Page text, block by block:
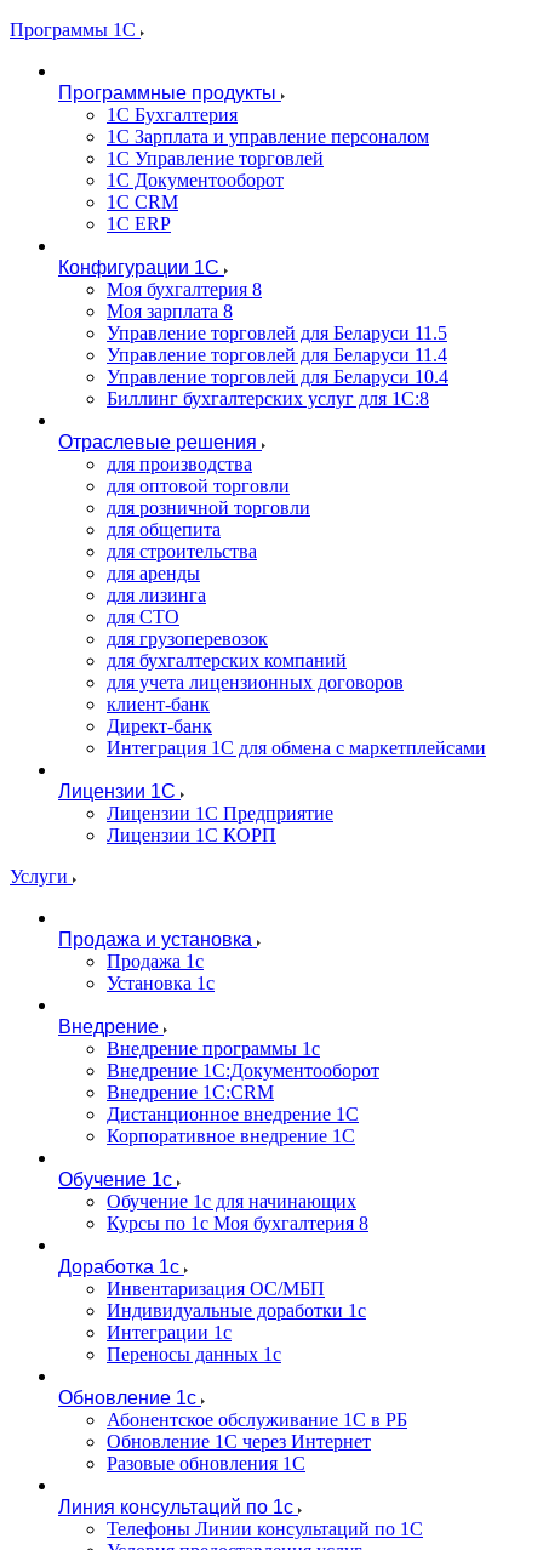
Программы 1С
Программные продукты
1С Бухгалтерия
1С Зарплата и управление персоналом
1С Управление торговлей
1С Документооборот
1С CRM
1С ERP
Конфигурации 1С
Моя бухгалтерия 8
Моя зарплата 8
Управление торговлей для Беларуси 11.5
Управление торговлей для Беларуси 11.4
Управление торговлей для Беларуси 10.4
Биллинг бухгалтерских услуг для 1С:8
Отраслевые решения
для производства
для оптовой торговли
для розничной торговли
для общепита
для строительства
для аренды
для лизинга
для СТО
для грузоперевозок
для бухгалтерских компаний
для учета лицензионных договоров
клиент-банк
Директ-банк
Интеграция 1C для обмена с маркетплейсами
Лицензии 1С
Лицензии 1С Предприятие
Лицензии 1С КОРП
Услуги
Продажа и установка
Продажа 1с
Установка 1с
Внедрение
Внедрение программы 1с
Внедрение 1С:Документооборот
Внедрение 1С:CRM
Дистанционное внедрение 1С
Корпоративное внедрение 1С
Обучение 1с
Обучение 1с для начинающих
Курсы по 1с Моя бухгалтерия 8
Доработка 1с
Инвентаризация ОС/МБП
Индивидуальные доработки 1с
Интеграции 1с
Переносы данных 1с
Обновление 1с
Абонентское обслуживание 1С в РБ
Обновление 1С через Интернет
Разовые обновления 1С
Линия консультаций по 1с
Телефоны Линии консультаций по 1С